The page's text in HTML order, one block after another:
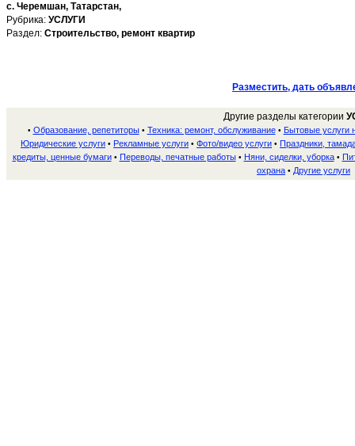
с. Черемшан, Татарстан,
Рубрика: УСЛУГИ
Раздел: Строительство, ремонт квартир
Разместить, дать
Другие разделы категории
• Образование, репетиторы• Техника: ремонт, обслуживание• Бытовые услуги
Юридические услуги • Рекламные услуги • Фото/видео услуги • Праздники,
кредиты, ценные бумаги• Переводы, печатные работы• Няни, сиделки, уборка•
охрана • Другие услуги